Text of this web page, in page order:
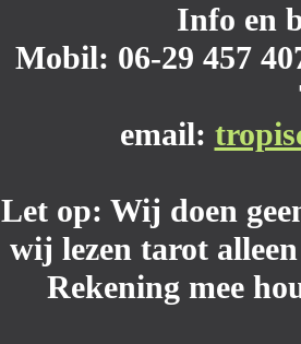
Info en
Mobil: 06-29 457
email:
Let op: Wij doen
wij lezen tarot
Rekening mee